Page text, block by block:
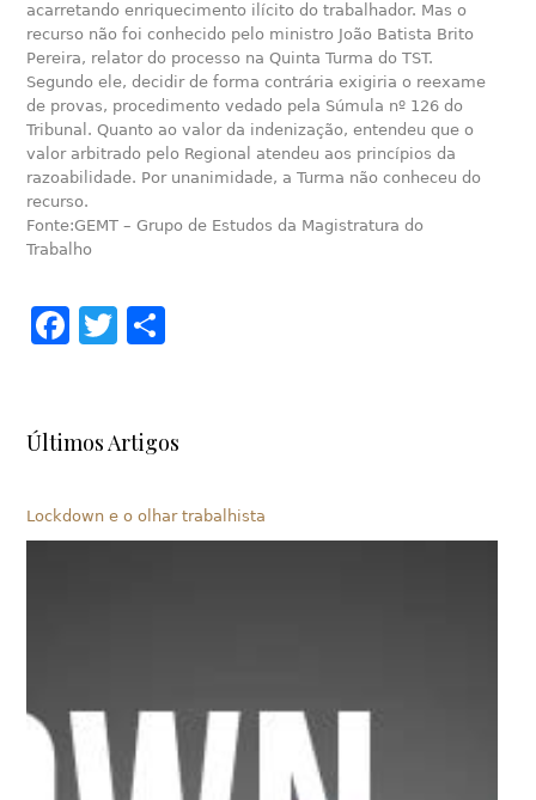
acarretando enriquecimento ilícito do trabalhador. Mas o
recurso não foi conhecido pelo ministro João Batista Brito
Pereira, relator do processo na Quinta Turma do TST.
Segundo ele, decidir de forma contrária exigiria o reexame
de provas, procedimento vedado pela Súmula nº 126 do
Tribunal. Quanto ao valor da indenização, entendeu que o
valor arbitrado pelo Regional atendeu aos princípios da
razoabilidade. Por unanimidade, a Turma não conheceu do
recurso.
Fonte:GEMT – Grupo de Estudos da Magistratura do
Trabalho
Facebook
Twitter
Últimos Artigos
Lockdown e o olhar trabalhista